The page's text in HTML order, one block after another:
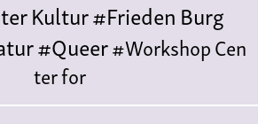
Kultur#FriedenBurg
#Queer#WorkshopCen
ter for
Polytreff#liveKonzert